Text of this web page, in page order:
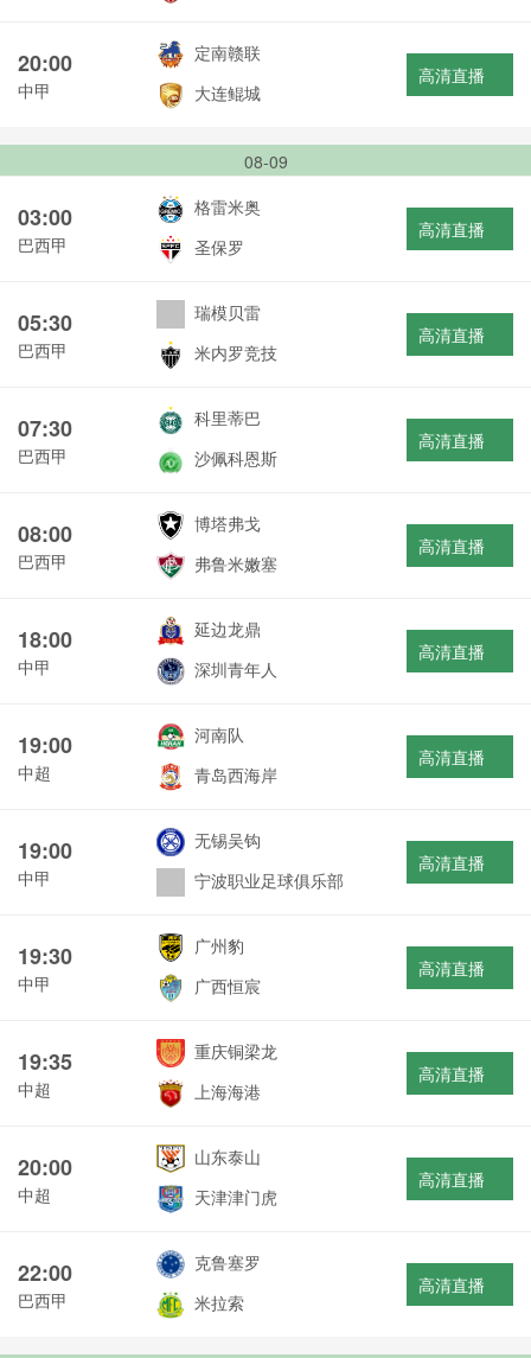
20:00
中甲
定南赣联
大连鲲城
高清直播
08-09
03:00
巴西甲
格雷米奥
圣保罗
高清直播
05:30
巴西甲
瑞模贝雷
米内罗竞技
高清直播
07:30
巴西甲
科里蒂巴
沙佩科恩斯
高清直播
08:00
巴西甲
博塔弗戈
弗鲁米嫩塞
高清直播
18:00
中甲
延边龙鼎
深圳青年人
高清直播
19:00
中超
河南队
青岛西海岸
高清直播
19:00
中甲
无锡吴钩
宁波职业足球俱乐部
高清直播
19:30
中甲
广州豹
广西恒宸
高清直播
19:35
中超
重庆铜梁龙
上海海港
高清直播
20:00
中超
山东泰山
天津津门虎
高清直播
22:00
巴西甲
克鲁塞罗
米拉索
高清直播